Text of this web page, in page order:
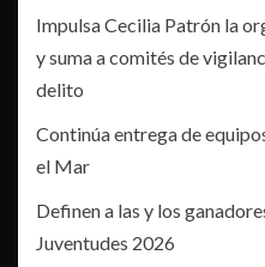
Impulsa Cecilia Patrón la
y suma a comités de
delito
Continúa entrega de
el Mar
Definen a las y los
Juventudes 2026